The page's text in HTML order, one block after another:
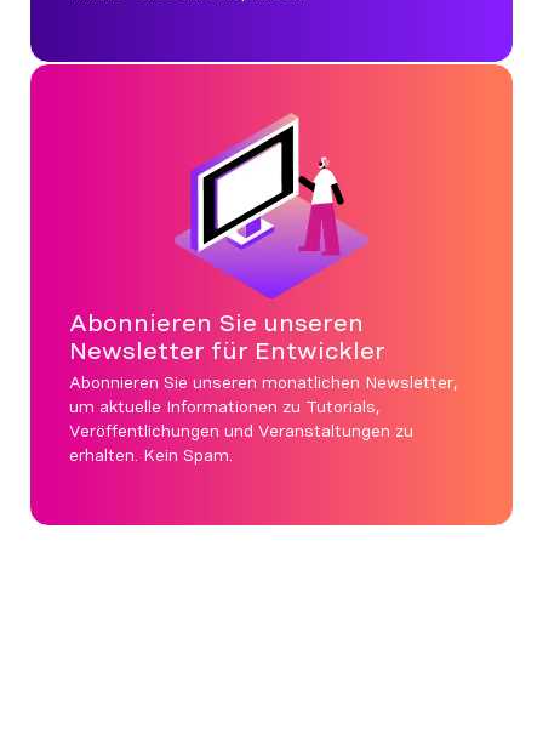
Abonnieren Sie unseren
Newsletter für Entwickler
Abonnieren Sie unseren monatlichen Newsletter,
um aktuelle Informationen zu Tutorials,
Veröffentlichungen und Veranstaltungen zu
erhalten. Kein Spam.